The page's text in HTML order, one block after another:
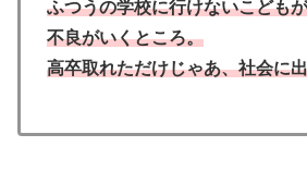
ふつうの学校に行けないこども
不良がいくところ。
高卒取れただけじゃあ、社会に